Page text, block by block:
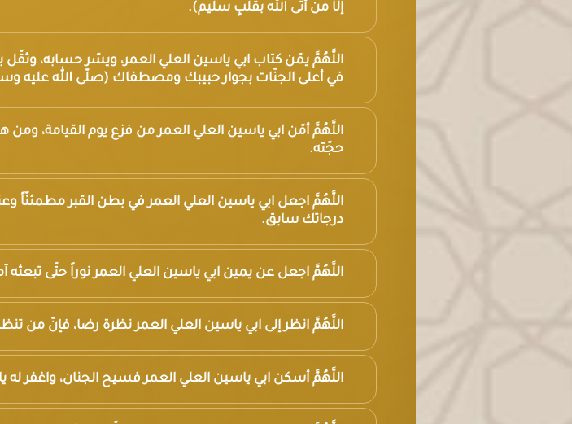
إلّا من أتى الله بقلبٍ سليم).
اللَّهُمَّ يمّن كتاب ابي ياسين العلي العمر، ويسّر حسابه،
في أعلى الجنّات بجوار حبيبك ومصطفاك (صلّى الله عليه
اللَّهُمَّ أمّن ابي ياسين العلي العمر من فزع يوم القيامة،
حجّته.
اللَّهُمَّ اجعل ابي ياسين العلي العمر في بطن القبر مطمئنّاً
درجاتك سابق.
اللَّهُمَّ اجعل عن يمين ابي ياسين العلي العمر نوراً حتّى تبعثه
اللَّهُمَّ انظر إلى ابي ياسين العلي العمر نظرة رضا، فإنّ من
اللَّهُمَّ أسكن ابي ياسين العلي العمر فسيح الجنان، واغفر له